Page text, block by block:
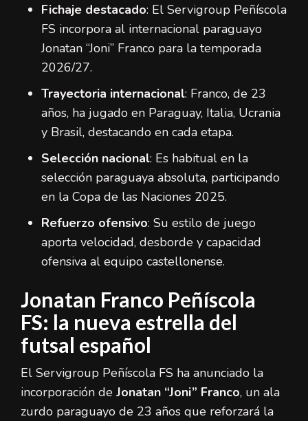
Fichaje destacado: El Servigroup Peñíscola
FS incorpora al internacional paraguayo
Jonatan “Joni” Franco para la temporada
2026/27.
Trayectoria internacional: Franco, de 23
años, ha jugado en Paraguay, Italia, Ucrania
y Brasil, destacando en cada etapa.
Selección nacional: Es habitual en la
selección paraguaya absoluta, participando
en la Copa de las Naciones 2025.
Refuerzo ofensivo: Su estilo de juego
aporta velocidad, desborde y capacidad
ofensiva al equipo castellonense.
Jonatan Franco Peñíscola
FS: la nueva estrella del
futsal español
El Servigroup Peñíscola FS ha anunciado la
incorporación de Jonatan “Joni” Franco, un ala
zurdo paraguayo de 23 años que reforzará la